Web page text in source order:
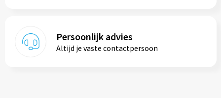
Persoonlijk advies
Altijd je vaste contactpersoon